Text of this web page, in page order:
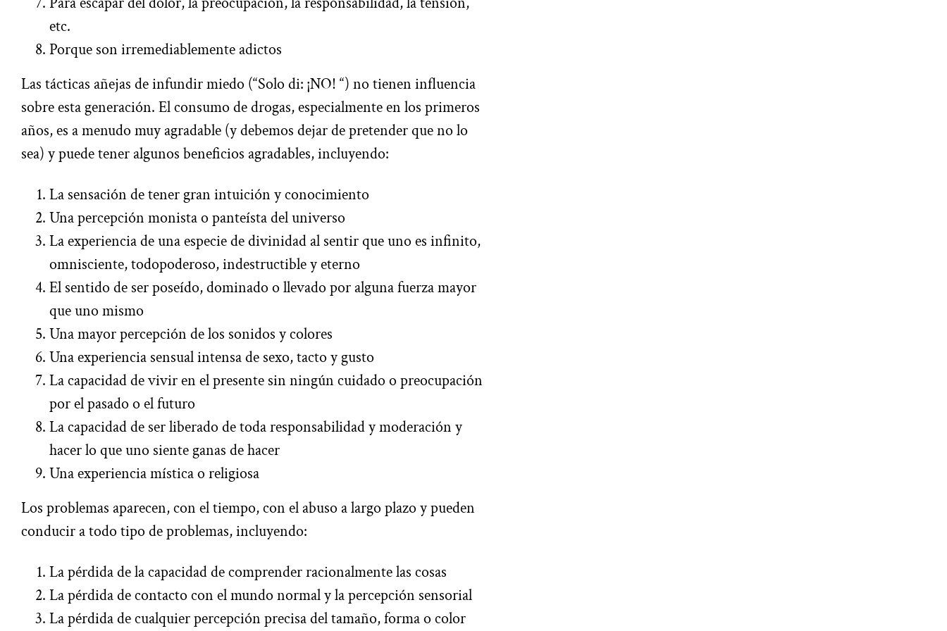
etc.
Porque son irremediablemente adictos
Las tácticas añejas de infundir miedo (“Solo di: ¡NO! “) no tienen influencia
sobre esta generación. El consumo de drogas, especialmente en los primeros
años, es a menudo muy agradable (y debemos dejar de pretender que no lo
sea) y puede tener algunos beneficios agradables, incluyendo:
La sensación de tener gran intuición y conocimiento
Una percepción monista o panteísta del universo
La experiencia de una especie de divinidad al sentir que uno es infinito,
omnisciente, todopoderoso, indestructible y eterno
El sentido de ser poseído, dominado o llevado por alguna fuerza mayor
que uno mismo
Una mayor percepción de los sonidos y colores
Una experiencia sensual intensa de sexo, tacto y gusto
La capacidad de vivir en el presente sin ningún cuidado o preocupación
por el pasado o el futuro
La capacidad de ser liberado de toda responsabilidad y moderación y
hacer lo que uno siente ganas de hacer
Una experiencia mística o religiosa
Los problemas aparecen, con el tiempo, con el abuso a largo plazo y pueden
conducir a todo tipo de problemas, incluyendo:
La pérdida de la capacidad de comprender racionalmente las cosas
La pérdida de contacto con el mundo normal y la percepción sensorial
La pérdida de cualquier percepción precisa del tamaño, forma o color